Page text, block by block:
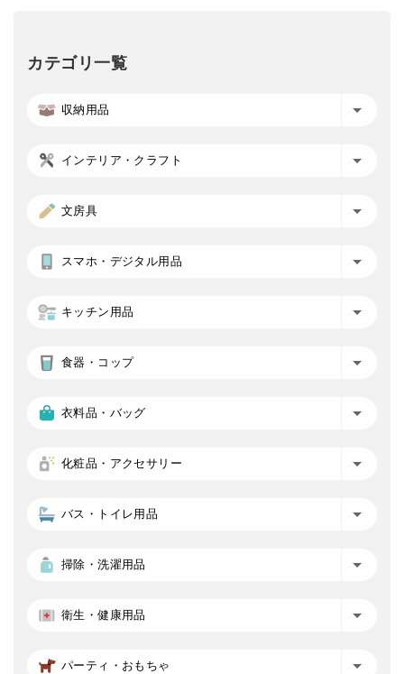
カテゴリ一覧
収納用品
インテリア・クラフト
文房具
スマホ・デジタル用品
キッチン用品
食器・コップ
衣料品・バッグ
化粧品・アクセサリー
バス・トイレ用品
掃除・洗濯用品
衛生・健康用品
パーティ・おもちゃ